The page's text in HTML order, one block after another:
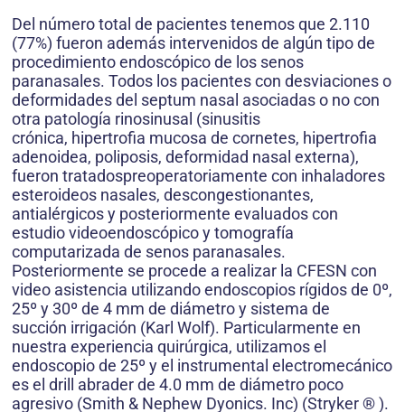
Del número total de pacientes tenemos que 2.110
(77%) fueron además intervenidos de algún tipo de
procedimiento endoscópico de los senos
paranasales. Todos los pacientes con desviaciones o
deformidades del septum nasal asociadas o no con
otra patología rinosinusal (sinusitis
crónica, hipertrofia mucosa de cornetes, hipertrofia
adenoidea, poliposis, deformidad nasal externa),
fueron tratadospreoperatoriamente con inhaladores
esteroideos nasales, descongestionantes,
antialérgicos y posteriormente evaluados con
estudio videoendoscópico y tomografía
computarizada de senos paranasales.
Posteriormente se procede a realizar la CFESN con
video asistencia utilizando endoscopios rígidos de 0º,
25º y 30º de 4 mm de diámetro y sistema de
succión irrigación (Karl Wolf). Particularmente en
nuestra experiencia quirúrgica, utilizamos el
endoscopio de 25º y el instrumental electromecánico
es el drill abrader de 4.0 mm de diámetro poco
agresivo (Smith & Nephew Dyonics. Inc) (Stryker ® ).